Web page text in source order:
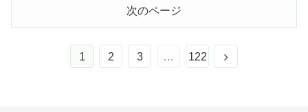
次のページ
1 2 3 … 122
次